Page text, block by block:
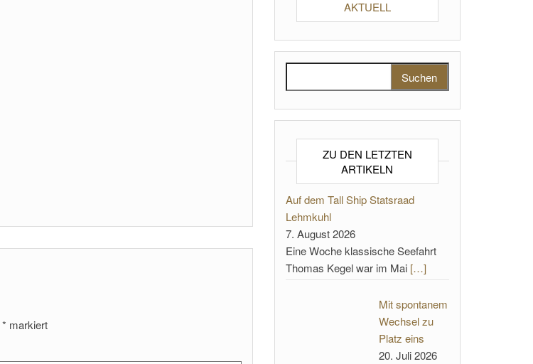
* markiert
AKTUELL
ZU DEN LETZTEN
ARTIKELN
Auf dem Tall Ship Statsraad
Lehmkuhl
7. August 2026
Eine Woche klassische Seefahrt
Thomas Kegel war im Mai […]
Mit spontanem
Wechsel zu
Platz eins
20. Juli 2026